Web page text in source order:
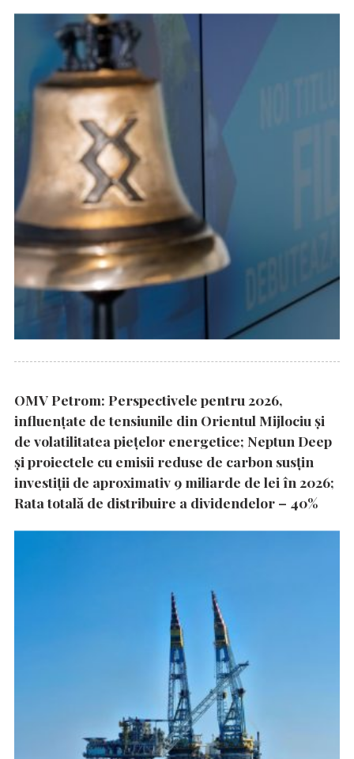
OMV Petrom: Perspectivele pentru 2026,
influențate de tensiunile din Orientul Mijlociu și
de volatilitatea piețelor energetice; Neptun Deep
și proiectele cu emisii reduse de carbon susțin
investiții de aproximativ 9 miliarde de lei în 2026;
Rata totală de distribuire a dividendelor – 40%